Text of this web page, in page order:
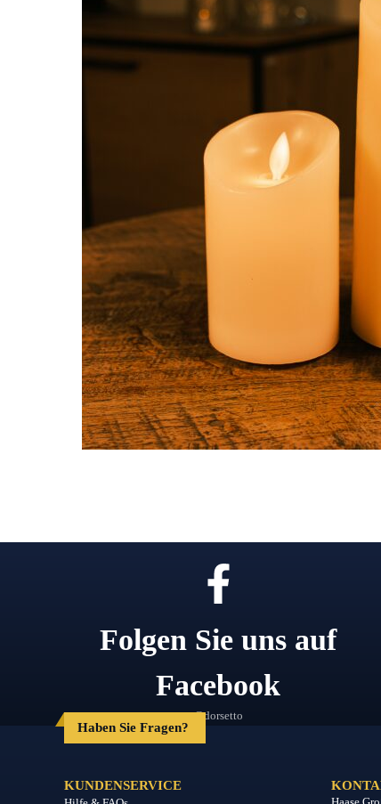
Folgen Sie uns auf
Facebook
@dorsetto
Haben Sie Fragen?
KUNDENSERVICE